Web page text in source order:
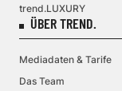
trend.LUXURY
ÜBER TREND.
Mediadaten & Tarife
Das Team